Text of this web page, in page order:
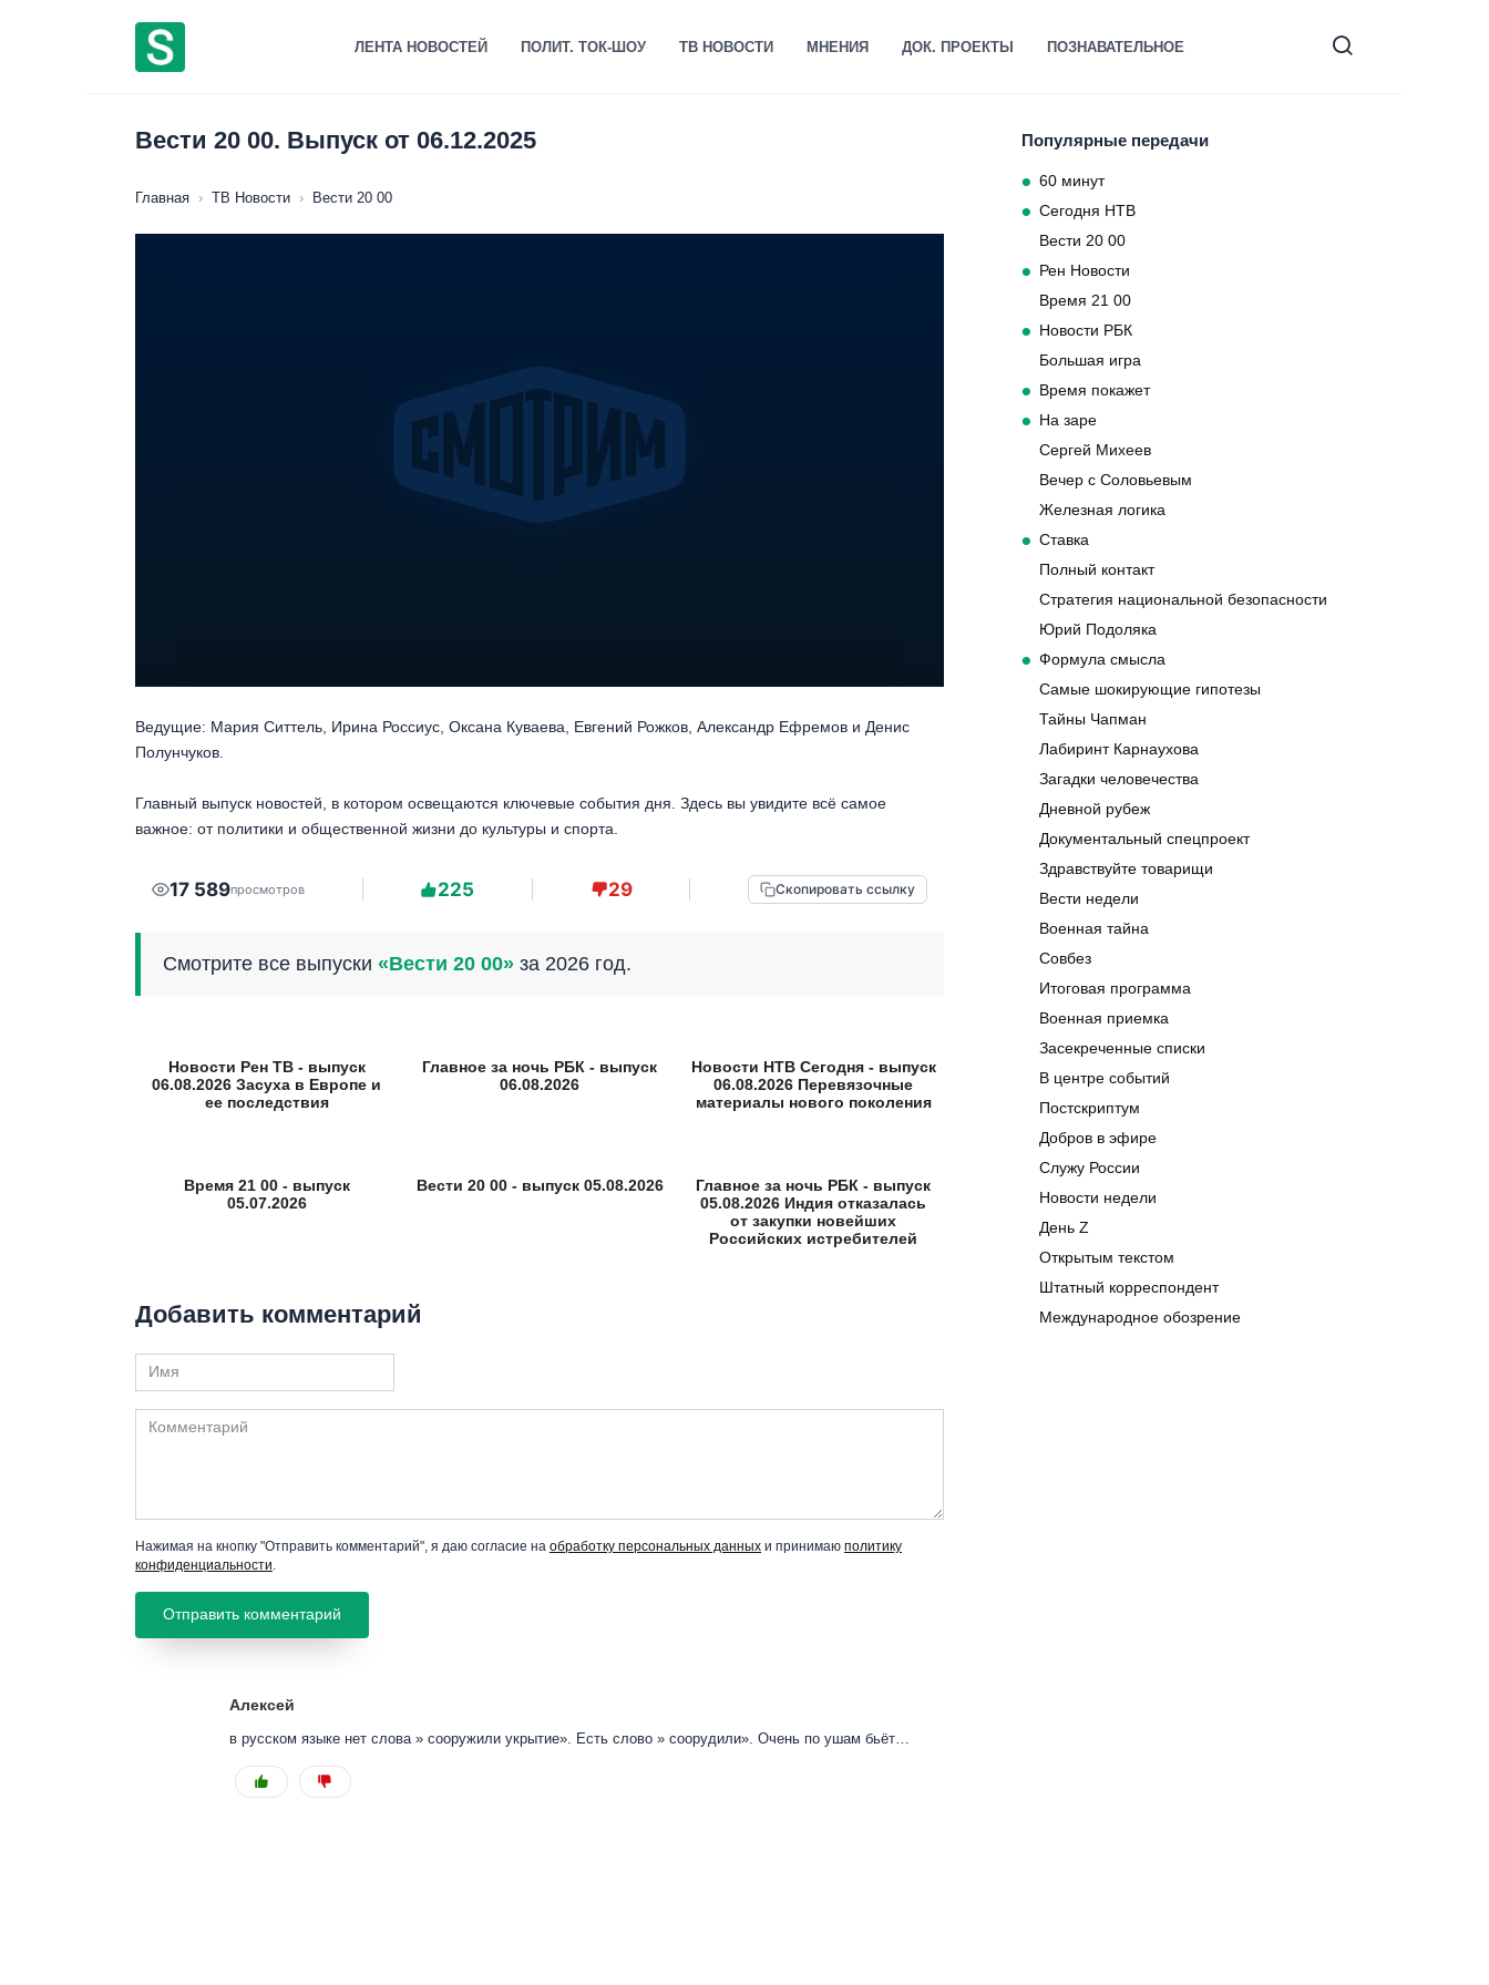
ЛЕНТА НОВОСТЕЙ ПОЛИТ. ТОК-ШОУ ТВ НОВОСТИ МНЕНИЯ ДОК. ПРОЕКТЫ ПОЗНАВАТЕЛЬНОЕ
Вести 20 00. Выпуск от 06.12.2025
Главная › ТВ Новости › Вести 20 00
Ведущие: Мария Ситтель, Ирина Россиус, Оксана Куваева, Евгений Рожков, Александр Ефремов и Денис
Полунчуков.
Главный выпуск новостей, в котором освещаются ключевые события дня. Здесь вы увидите всё самое
важное: от политики и общественной жизни до культуры и спорта.
17 589просмотров 225 29 Скопировать ссылку
Смотрите все выпуски «Вести 20 00» за 2026 год.
Новости Рен ТВ - выпуск
06.08.2026 Засуха в Европе и
ее последствия
Главное за ночь РБК - выпуск
06.08.2026
Новости НТВ Сегодня - выпуск
06.08.2026 Перевязочные
материалы нового поколения
Время 21 00 - выпуск
05.07.2026
Вести 20 00 - выпуск 05.08.2026
Главное за ночь РБК - выпуск
05.08.2026 Индия отказалась
от закупки новейших
Российских истребителей
Добавить комментарий
Имя
Комментарий
Нажимая на кнопку "Отправить комментарий", я даю согласие на обработку персональных данных и принимаю политику
конфиденциальности
Алексей
в русском языке нет слова » сооружили укрытие». Есть слово » соорудили». Очень по ушам бьёт…
Популярные передачи
60 минут
Сегодня НТВ
Вести 20 00
Рен Новости
Время 21 00
Новости РБК
Большая игра
Время покажет
На заре
Сергей Михеев
Вечер с Соловьевым
Железная логика
Ставка
Полный контакт
Стратегия национальной безопасности
Юрий Подоляка
Формула смысла
Самые шокирующие гипотезы
Тайны Чапман
Лабиринт Карнаухова
Загадки человечества
Дневной рубеж
Документальный спецпроект
Здравствуйте товарищи
Вести недели
Военная тайна
Совбез
Итоговая программа
Военная приемка
Засекреченные списки
В центре событий
Постскриптум
Добров в эфире
Служу России
Новости недели
День Z
Открытым текстом
Штатный корреспондент
Международное обозрение